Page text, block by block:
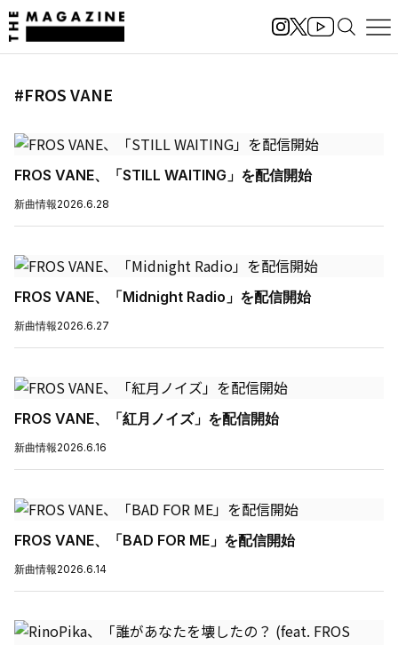
#FROS VANE
FROS VANE、「STILL WAITING」を配信開始
新曲情報2026.6.28
FROS VANE、「Midnight Radio」を配信開始
新曲情報2026.6.27
FROS VANE、「紅月ノイズ」を配信開始
新曲情報2026.6.16
FROS VANE、「BAD FOR ME」を配信開始
新曲情報2026.6.14